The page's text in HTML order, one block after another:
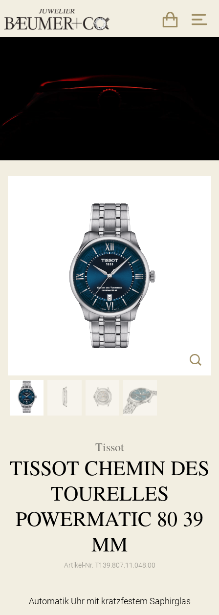
Tissot
TISSOT CHEMIN DES
TOURELLES
POWERMATIC 80 39
MM
Artikel-Nr. T139.807.11.048.00
Automatik Uhr mit kratzfestem Saphirglas